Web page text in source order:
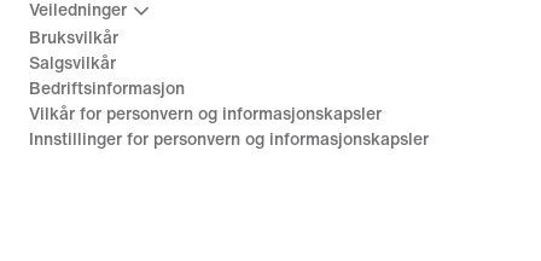
Veiledninger
Bruksvilkår
Salgsvilkår
Bedriftsinformasjon
Vilkår for personvern og informasjonskapsler
Innstillinger for personvern og informasjonskapsler